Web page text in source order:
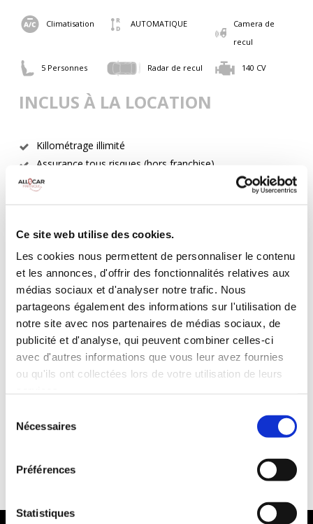
Ce site web utilise des cookies.
Les cookies nous permettent de personnaliser le contenu
et les annonces, d'offrir des fonctionnalités relatives aux
médias sociaux et d'analyser notre trafic. Nous
partageons également des informations sur l'utilisation de
notre site avec nos partenaires de médias sociaux, de
publicité et d'analyse, qui peuvent combiner celles-ci
avec d'autres informations que vous leur avez fournies
ou qu'ils ont collectées lors de votre utilisation de leurs
Nécessaires
Préférences
Statistiques
Climatisation AUTOMATIQUE
Camera de
recul
5 Personnes Radar de recul 140 CV
INCLUS À LA LOCATION
Killométrage illimité
Assurance tous risques (hors franchise)
Carburant : plein à rendre plein
CONDITIONS DE LOCATION
Années de permis :2 ans
ASSURANCE
Franchise :1000€
Caution :1000 €